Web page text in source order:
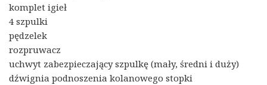
komplet igieł
4 szpulki
pędzelek
rozpruwacz
uchwyt zabezpieczający szpulkę (mały, średni i duży)
dźwignia podnoszenia kolanowego stopki